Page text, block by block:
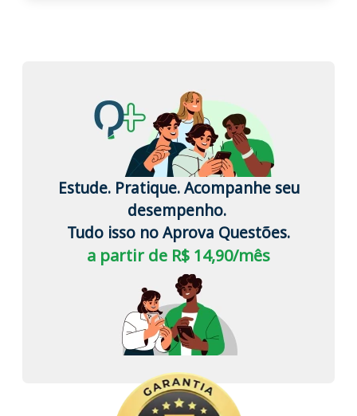
Estude. Pratique. Acompanhe seu
desempenho.
Tudo isso no Aprova Questões.
a partir de R$ 14,90/mês